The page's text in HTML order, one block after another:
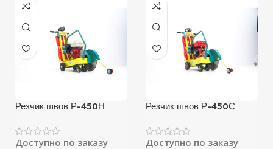
Резчик швов Р-450Н
Доступно по заказу
Резчик швов Р-450С
Доступно по заказу